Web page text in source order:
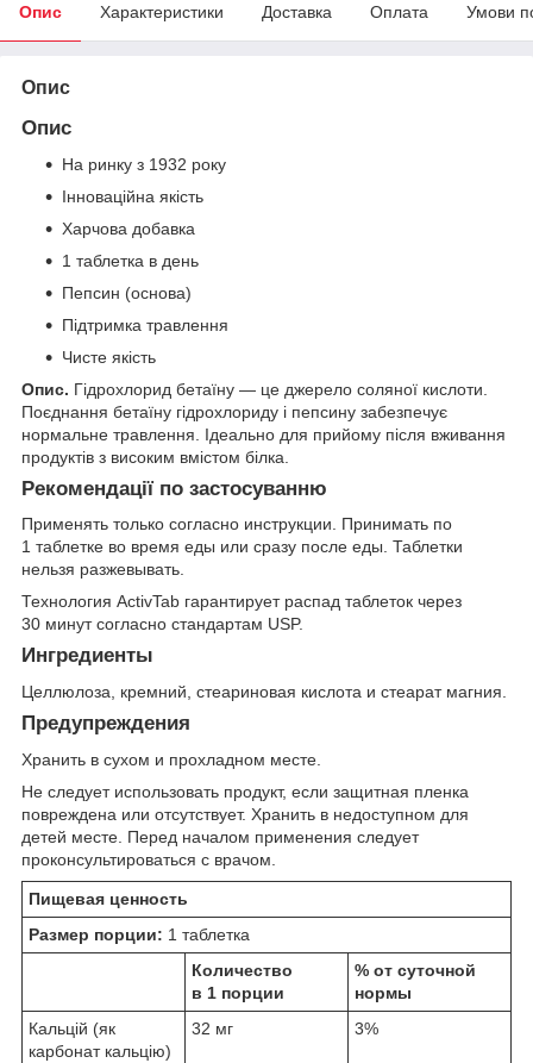
Опис Характеристики Доставка Оплата Умови
Опис
Опис
На ринку з 1932 року
Інноваційна якість
Харчова добавка
1 таблетка в день
Пепсин (основа)
Підтримка травлення
Чисте якість
Опис. Гідрохлорид бетаїну — це джерело соляної кислоти.
Поєднання бетаїну гідрохлориду і пепсину забезпечує
нормальне травлення. Ідеально для прийому після вживання
продуктів з високим вмістом білка.
Рекомендації по застосуванню
Применять только согласно инструкции. Принимать по
1 таблетке во время еды или сразу после еды. Таблетки
нельзя разжевывать.
Технология ActivTab гарантирует распад таблеток через
30 минут согласно стандартам USP.
Ингредиенты
Целлюлоза, кремний, стеариновая кислота и стеарат магния.
Предупреждения
Хранить в сухом и прохладном месте.
Не следует использовать продукт, если защитная пленка
повреждена или отсутствует. Хранить в недоступном для
детей месте. Перед началом применения следует
проконсультироваться с врачом.
Пищевая ценность
Размер порции: 1 таблетка
Количество
в 1 порции
% от суточной
нормы
Кальцій (як
карбонат кальцію)
32 мг 3%